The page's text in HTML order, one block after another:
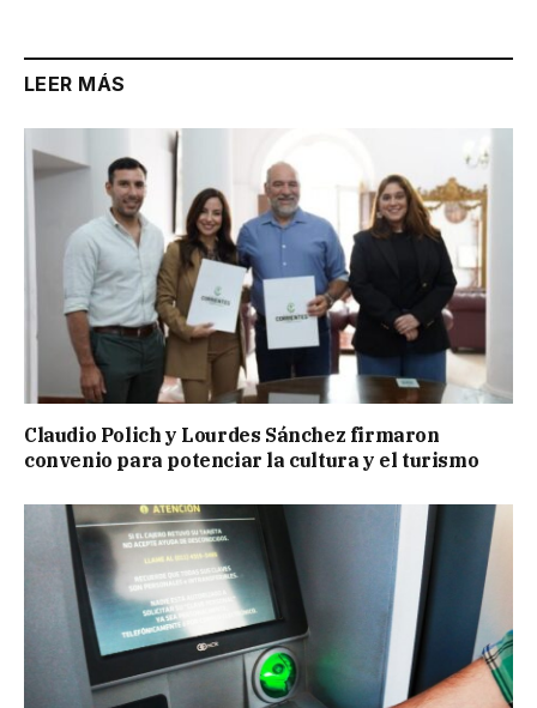
LEER MÁS
Claudio Polich y Lourdes Sánchez firmaron
convenio para potenciar la cultura y el turismo